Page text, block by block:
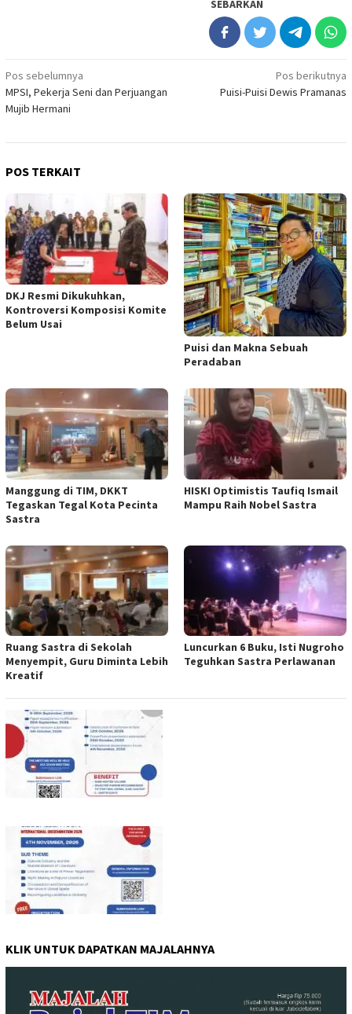
SEBARKAN
Navigasi
pos
Pos sebelumnya
MPSI, Pekerja Seni dan Perjuangan
Mujib Hermani
Pos berikutnya
Puisi-Puisi Dewis Pramanas
POS TERKAIT
DKJ Resmi Dikukuhkan,
Kontroversi Komposisi Komite
Belum Usai
Puisi dan Makna Sebuah
Peradaban
Manggung di TIM, DKKT
Tegaskan Tegal Kota Pecinta
Sastra
HISKI Optimistis Taufiq Ismail
Mampu Raih Nobel Sastra
Ruang Sastra di Sekolah
Menyempit, Guru Diminta Lebih
Kreatif
Luncurkan 6 Buku, Isti Nugroho
Teguhkan Sastra Perlawanan
KLIK UNTUK DAPATKAN MAJALAHNYA